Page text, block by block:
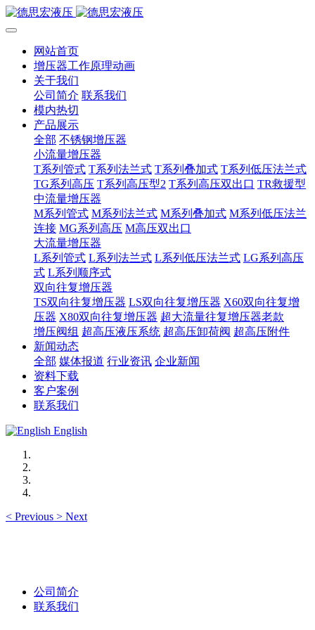
网站首页
增压器工作原理动画
关于我们
公司简介 联系我们
模内热切
产品展示
全部 不锈钢增压器
小流量增压器
T系列管式 T系列法兰式 T系列叠加式 T系列低压法兰式
TG系列高压 T系列高压型2 T系列高压双出口 TR救援型
中流量增压器
M系列管式 M系列法兰式 M系列叠加式 M系列低压法兰
连接 MG系列高压 M高压双出口
大流量增压器
L系列管式 L系列法兰式 L系列低压法兰式 LG系列高压
式 L系列顺序式
双向往复增压器
TS双向往复增压器 LS双向往复增压器 X60双向往复增
压器 X80双向往复增压器 超大流量往复增压器老款
增压阀组 超高压液压系统 超高压卸荷阀 超高压附件
新闻动态
全部 媒体报道 行业资讯 企业新闻
资料下载
客户案例
联系我们
English
< Previous > Next
公司简介
联系我们